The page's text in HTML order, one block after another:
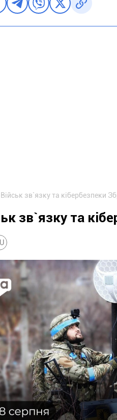
зв`язку та кібербезпеки
зв`язку та